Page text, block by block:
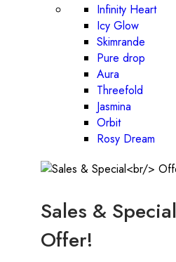
Infinity Heart
Icy Glow
Skimrande
Pure drop
Aura
Threefold
Jasmina
Orbit
Rosy Dream
Sales & Special
Offer!